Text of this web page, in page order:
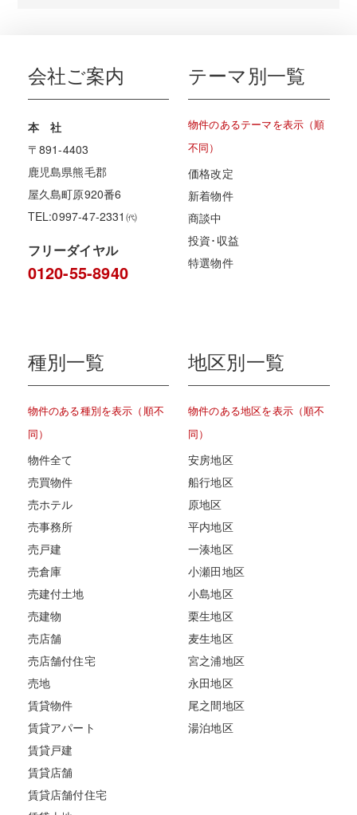
会社ご案内
本 社
〒891-4403
鹿児島県熊毛郡
屋久島町原920番6
TEL:0997-47-2331㈹
フリーダイヤル
0120-55-8940
テーマ別一覧
物件のあるテーマを表示（順
不同）
価格改定
新着物件
商談中
投資･収益
特選物件
種別一覧
物件のある種別を表示（順不
同）
物件全て
売買物件
売ホテル
売事務所
売戸建
売倉庫
売建付土地
売建物
売店舗
売店舗付住宅
売地
賃貸物件
賃貸アパート
賃貸戸建
賃貸店舗
賃貸店舗付住宅
地区別一覧
物件のある地区を表示（順不
同）
安房地区
船行地区
原地区
平内地区
一湊地区
小瀬田地区
小島地区
栗生地区
麦生地区
宮之浦地区
永田地区
尾之間地区
湯泊地区